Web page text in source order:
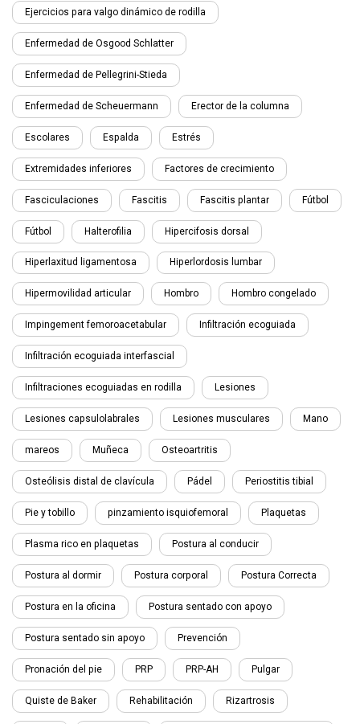
Ejercicios para valgo dinámico de rodilla
Enfermedad de Osgood Schlatter
Enfermedad de Pellegrini-Stieda
Enfermedad de Scheuermann Erector de la columna
Escolares Espalda Estrés
Extremidades inferiores Factores de crecimiento
Fasciculaciones Fascitis Fascitis plantar Fútbol
Fútbol Halterofilia Hipercifosis dorsal
Hiperlaxitud ligamentosa Hiperlordosis lumbar
Hipermovilidad articular Hombro Hombro congelado
Impingement femoroacetabular Infiltración ecoguiada
Infiltración ecoguiada interfascial
Infiltraciones ecoguiadas en rodilla Lesiones
Lesiones capsulolabrales Lesiones musculares Mano
mareos Muñeca Osteoartritis
Osteólisis distal de clavícula Pádel Periostitis tibial
Pie y tobillo pinzamiento isquiofemoral Plaquetas
Plasma rico en plaquetas Postura al conducir
Postura al dormir Postura corporal Postura Correcta
Postura en la oficina Postura sentado con apoyo
Postura sentado sin apoyo Prevención
Pronación del pie PRP PRP-AH Pulgar
Quiste de Baker Rehabilitación Rizartrosis